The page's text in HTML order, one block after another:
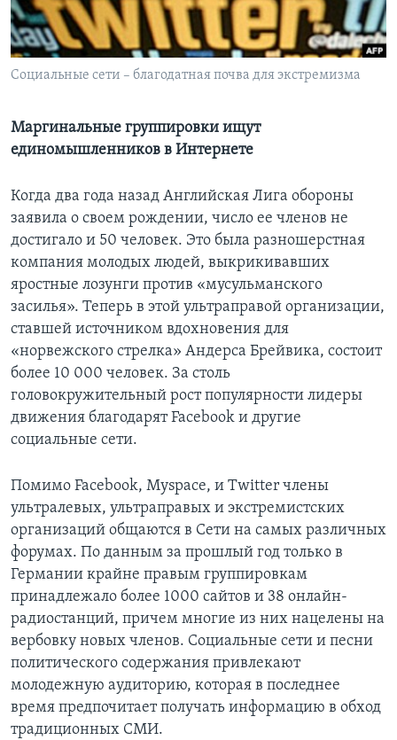
Learning English
СОЦИАЛЬНЫЕ СЕТИ
Социальные сети – благодатная почва для экстремизма
Маргинальные группировки ищут
единомышленников в Интернете
Когда два года назад Английская Лига обороны
заявила о своем рождении, число ее членов не
достигало и 50 человек. Это была разношерстная
компания молодых людей, выкрикивавших
яростные лозунги против «мусульманского
засилья». Теперь в этой ультраправой организации,
ставшей источником вдохновения для
«норвежского стрелка» Андерса Брейвика, состоит
более 10 000 человек. За столь
головокружительный рост популярности лидеры
движения благодарят Facebook и другие
социальные сети.
Помимо Facebook, Myspace, и Twitter члены
ультралевых, ультраправых и экстремистских
организаций общаются в Сети на самых различных
форумах. По данным за прошлый год только в
Германии крайне правым группировкам
принадлежало более 1000 сайтов и 38 онлайн-
радиостанций, причем многие из них нацелены на
вербовку новых членов. Социальные сети и песни
политического содержания привлекают
молодежную аудиторию, которая в последнее
время предпочитает получать информацию в обход
традиционных СМИ.